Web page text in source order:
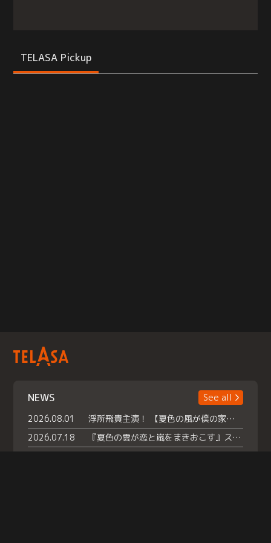
TELASA Pickup
NEWS
See all
2026.08.01
浮所飛貴主演！ 【夏色の風が僕の家にやってきた】 本日よりテラサで独占配信スタート！
2026.07.18
『夏色の雲が恋と嵐をまきおこす』スペシャルメイキング 【Part1】2026年７月18日（土）23時30分～配信スタート！話題のシーンの裏側を大公開！豪華キャスト大集合！ 『武宮家 真夏の家族会議』開催！